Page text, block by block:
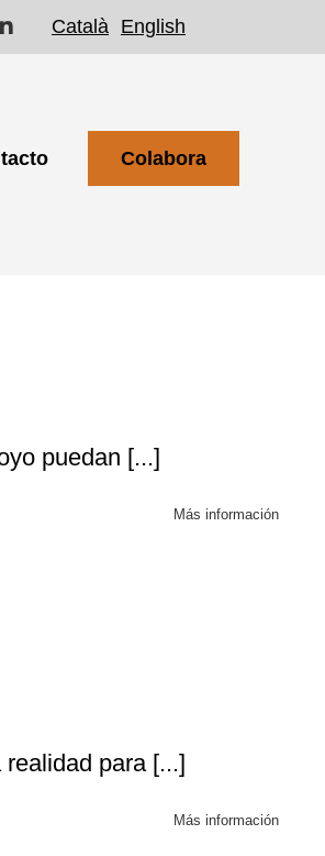
Català English
Colabora
puedan [...]
Más información
para [...]
Más información